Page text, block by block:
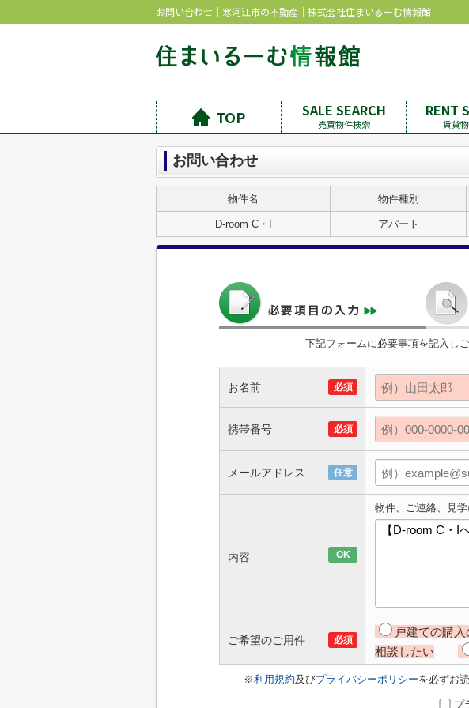
お問い合わせ｜寒河江市の不動産｜株式会社住まいるーむ情報館
TOP SALE SEARCH
売買物件検索
RENT
賃貸
お問い合わせ
物件名 物件種別
D-room C・I アパート
下記フォームに必要事項を記入し
お名前 必須
携帯番号 必須
メールアドレス 任意
内容 OK
物件、ご連絡、見
ご希望のご用件 必須
戸建ての購
相談したい
※利用規約及びプライバシーポリシーを必ずお
プ